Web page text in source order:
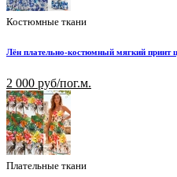
Костюмные ткани
Лён плательно-костюмный мягкий принт
2 000 руб/пог.м.
Плательные ткани